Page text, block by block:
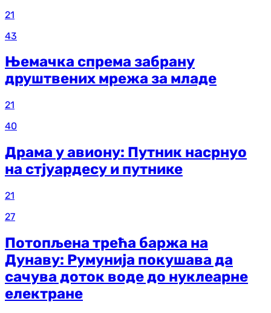
21
43
Њемачка спрема забрану
друштвених мрежа за младе
21
40
Драма у авиону: Путник насрнуо
на стјуардесу и путнике
21
27
Потопљена трећа баржа на
Дунаву: Румунија покушава да
сачува доток воде до нуклеарне
електране